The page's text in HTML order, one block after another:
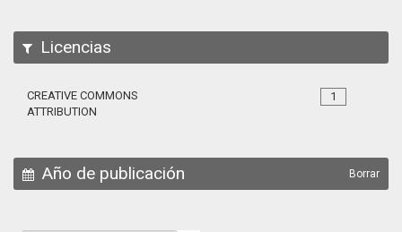
Licencias
1
CREATIVE COMMONS
ATTRIBUTION
Año de publicación Borrar